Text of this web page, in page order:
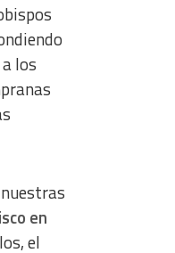
los
en
el